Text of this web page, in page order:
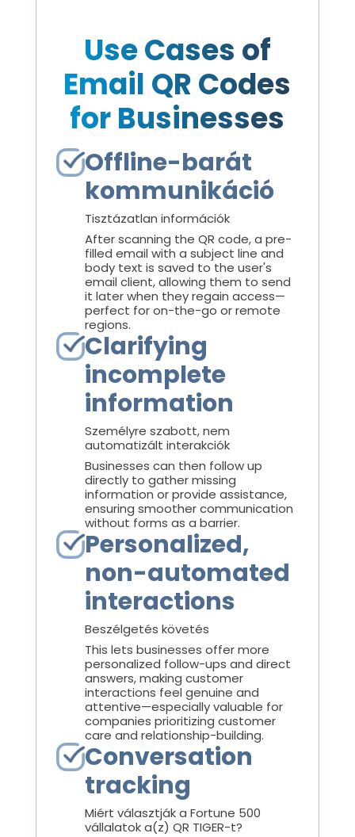
Use Cases of
Email QR Codes
for Businesses
Offline-barát
kommunikáció
Tisztázatlan információk
After scanning the QR code, a pre-
filled email with a subject line and
body text is saved to the user's
email client, allowing them to send
it later when they regain access—
perfect for on-the-go or remote
regions.
Clarifying
incomplete
information
Személyre szabott, nem
automatizált interakciók
Businesses can then follow up
directly to gather missing
information or provide assistance,
ensuring smoother communication
without forms as a barrier.
Personalized,
non-automated
interactions
Beszélgetés követés
This lets businesses offer more
personalized follow-ups and direct
answers, making customer
interactions feel genuine and
attentive—especially valuable for
companies prioritizing customer
care and relationship-building.
Conversation
tracking
Miért választják a Fortune 500
vállalatok a(z) QR TIGER-t?